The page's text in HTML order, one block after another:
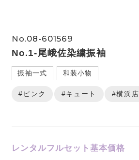
No.08-601569
No.1‐尾峨佐染繍振袖
振袖一式 和装小物
#ピンク #キュート #横浜店
レンタルフルセット基本価格